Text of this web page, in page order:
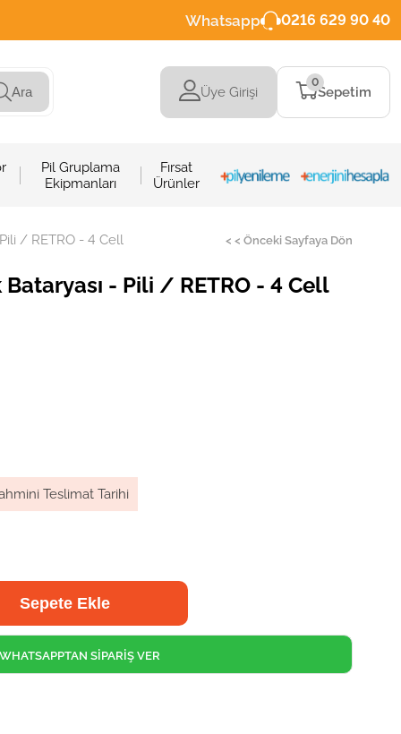
Whatsapp 0216 629 90 40
Ara Üye Girişi Sepetim
0
Pil Gruplama
Ekipmanları
Fırsat
Ürünler
/ RETRO - 4 Cell < < Önceki Sayfaya Dön
- Pili / RETRO - 4 Cell
Teslimat Tarihi
SİPARİŞ VER